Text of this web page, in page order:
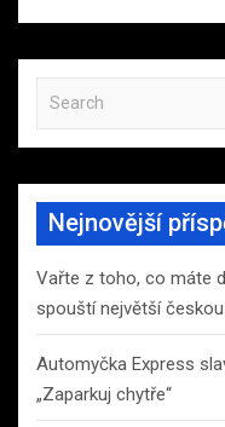
a
r
h
Nejnovější
Vařte z toho, co máte
spouští největší
Automyčka Express
„Zaparkuj chytře“